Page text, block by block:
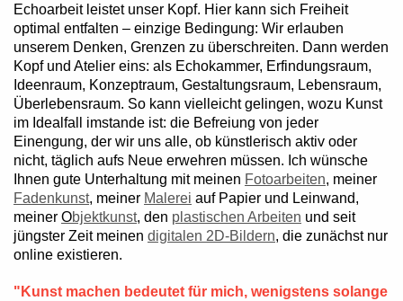
Echoarbeit leistet unser Kopf. Hier kann sich Freiheit
optimal entfalten – einzige Bedingung: Wir erlauben
unserem Denken, Grenzen zu überschreiten. Dann werden
Kopf und Atelier eins: als Echokammer, Erfindungsraum,
Ideenraum, Konzeptraum, Gestaltungsraum, Lebensraum,
Überlebensraum. So kann vielleicht gelingen, wozu Kunst
im Idealfall imstande ist: die Befreiung von jeder
Einengung, der wir uns alle, ob künstlerisch aktiv oder
nicht, täglich aufs Neue erwehren müssen. Ich wünsche
Ihnen gute Unterhaltung mit meinen Fotoarbeiten, meiner
Fadenkunst, meiner Malerei auf Papier und Leinwand,
meiner Objektkunst, den plastischen Arbeiten und seit
jüngster Zeit meinen digitalen 2D-Bildern, die zunächst nur
online existieren.
"Kunst machen bedeutet für mich, wenigstens solange